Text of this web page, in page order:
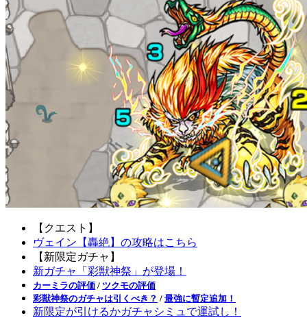
【クエスト】
ヴェイン【轟絶】の攻略はこちら
【新限定ガチャ】
新ガチャ「彩獣神祭」が登場！
カーミラの評価 / ツクモの評価
彩獣神祭のガチャは引くべき？ / 最強に暫定追加！
新限定が引けるかガチャシミュで運試し！